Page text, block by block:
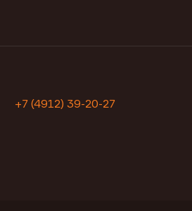
+7 (4912) 39-20-27